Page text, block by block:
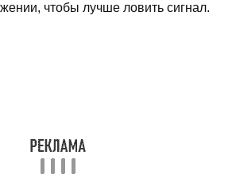
чтобы лучше ловить сигнал.